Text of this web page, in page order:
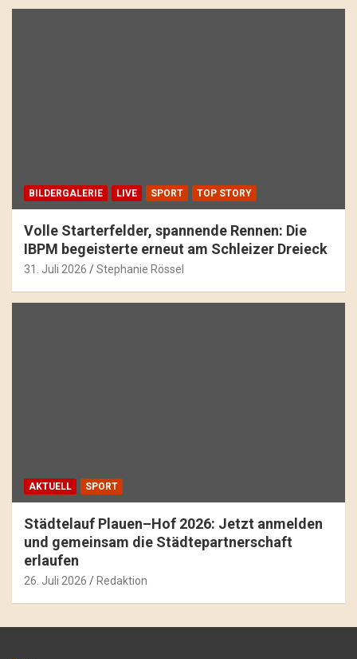
BILDERGALERIE LIVE SPORT TOP STORY
Volle Starterfelder, spannende Rennen: Die
IBPM begeisterte erneut am Schleizer Dreieck
31. Juli 2026 Stephanie Rössel
AKTUELL SPORT
Städtelauf Plauen–Hof 2026: Jetzt anmelden
und gemeinsam die Städtepartnerschaft
erlaufen
26. Juli 2026 Redaktion